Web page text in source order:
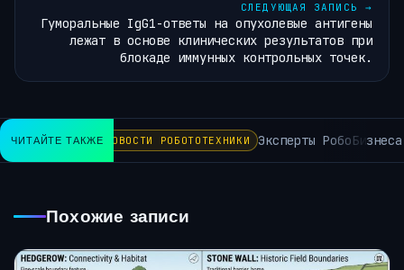
СЛЕДУЮЩАЯ ЗАПИСЬ →
Гуморальные IgG1-ответы на опухолевые антигены
лежат в основе клинических результатов при
блокаде иммунных контрольных точек.
ЧИТАЙТЕ ТАКЖЕНОВОСТИ РОБОТОТЕХНИКИ Эксперты РобоБизнеса
Похожие записи